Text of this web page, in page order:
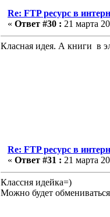
Re: FTP ресурс в
« Ответ #30 : 21 марта
Класная идея. А книги в
Re: FTP ресурс в
« Ответ #31 : 21 марта
Классня идейка=)
Можно будет